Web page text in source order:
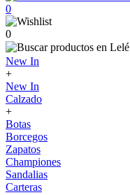
0
0
New In
+
New In
Calzado
+
Botas
Borcegos
Zapatos
Championes
Sandalias
Carteras